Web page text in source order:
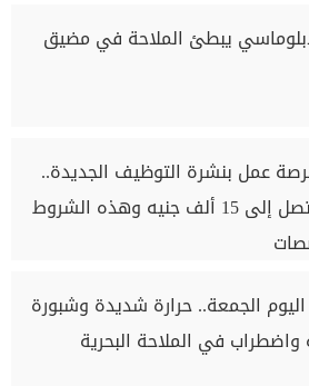
يبطئ الملاحة في مضيق
فرصة عمل بنشرة التوظيف الجديدة..
رواتب تصل إلى 15 ألف جنيه وهذه الشروط
الجمعة.. حرارة شديدة وشبورة
واضطراب في الملاحة البحرية